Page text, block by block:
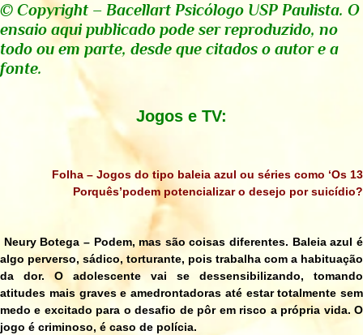
© Copyright – Bacellart Psicólogo USP Paulista. O
ensaio aqui publicado pode ser reproduzido, no
todo ou em parte, desde que citados o autor e a
fonte.
Jogos e TV:
Folha – Jogos do tipo baleia azul ou séries como ‘Os 13
Porquês’podem potencializar o desejo por suicídio?
Neury Botega –Podem, mas são coisas diferentes. Baleia azul é
algo perverso, sádico, torturante, pois trabalha com a habituação
da dor. O adolescente vai se dessensibilizando, tomando
atitudes mais graves e amedrontadoras até estar totalmente sem
medo e excitado para o desafio de pôr em risco a própria vida. O
jogo é criminoso, é caso de polícia.